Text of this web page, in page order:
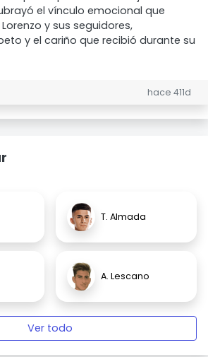
el vínculo emocional que
y sus seguidores,
y el cariño que recibió durante su
hace 411d
T. Almada
A. Lescano
Ver todo